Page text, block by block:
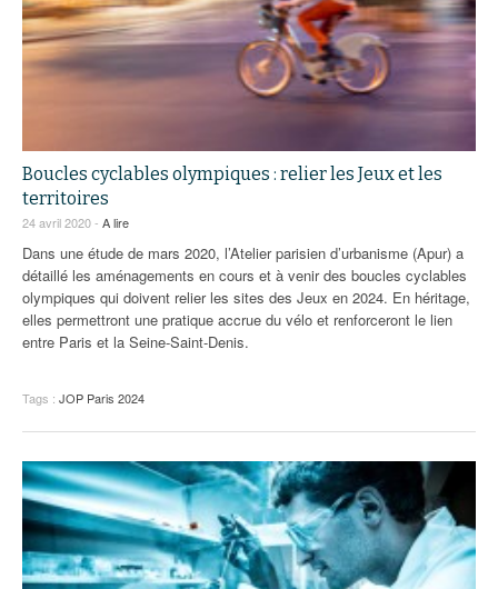
Boucles cyclables olympiques : relier les Jeux et les
territoires
24 avril 2020 - A lire
Dans une étude de mars 2020, l’Atelier parisien d’urbanisme (Apur) a
détaillé les aménagements en cours et à venir des boucles cyclables
olympiques qui doivent relier les sites des Jeux en 2024. En héritage,
elles permettront une pratique accrue du vélo et renforceront le lien
entre Paris et la Seine-Saint-Denis.
Tags : JOP Paris 2024